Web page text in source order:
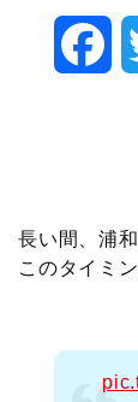
b
o
長い間、浦
このタイミ